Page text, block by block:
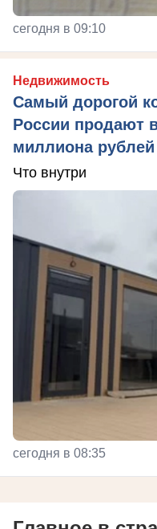
сегодня в 09:10
Недвижимость
Самый дорогой
России продают
миллиона рублей
Что внутри
сегодня в 08:35